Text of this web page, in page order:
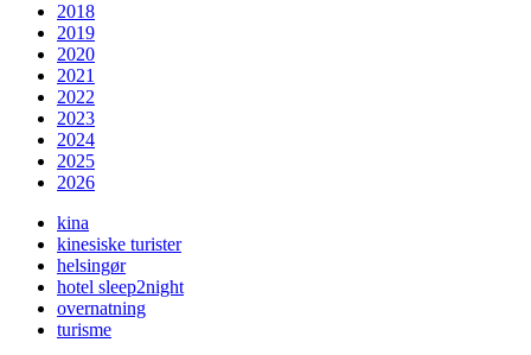
2018
2019
2020
2021
2022
2023
2024
2025
2026
kina
kinesiske turister
helsingør
hotel sleep2night
overnatning
turisme